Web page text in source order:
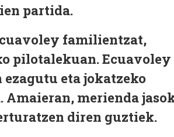
partida.
familientzat,
pilotalekuan. Ecuavoley
ezagutu eta jokatzeko
Amaieran, merienda
diren guztiek.